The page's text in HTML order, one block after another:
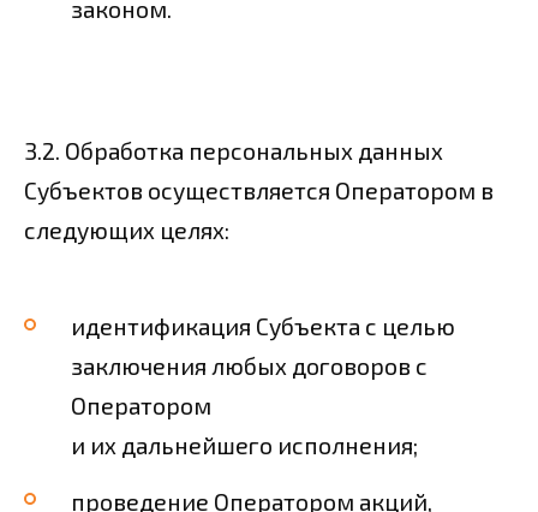
законом.
3.2. Обработка персональных данных
Субъектов осуществляется Оператором в
следующих целях:
идентификация Субъекта с целью
заключения любых договоров с
Оператором
и их дальнейшего исполнения;
проведение Оператором акций,